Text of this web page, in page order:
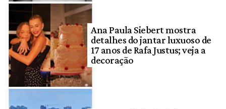
Ana Paula Siebert mostra
detalhes do jantar luxuoso de
17 anos de Rafa Justus; veja a
decoração